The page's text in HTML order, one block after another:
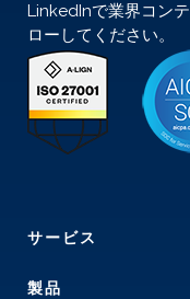
LinkedInで業界コン
ローしてください。
サービス
製品